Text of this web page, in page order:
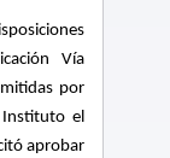
Vía
por
Instituto el
aprobar